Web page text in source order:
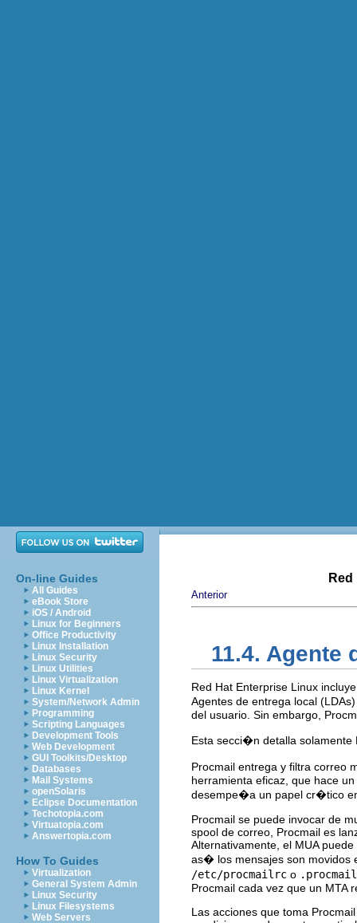
On-line Guides
All Guides
eBook Store
iOS / Android
Linux for Beginners
Office Productivity
Linux Installation
Linux Security
Linux Utilities
Linux Virtualization
Linux Kernel
System/Network Admin
Programming
Scripting Languages
Development Tools
Web Development
GUI Toolkits/Desktop
Databases
Mail Systems
openSolaris
Eclipse Documentation
Techotopia.com
Virtuatopia.com
Answertopia.com
How To Guides
Virtualization
General System Admin
Linux Security
Linux Filesystems
Web Servers
Anterior
11.4. Agente
Red Hat Enterprise Linux
Agentes de entrega local
del usuario. Sin embargo,
Esta secci�n detalla
Procmail entrega y filtra correo
herramienta eficaz, que hace
desempe�a un papel cr�tico
Procmail se puede invocar de
spool de correo, Procmail es
Alternativamente, el MUA
as� los mensajes son movidos
/etc/procmailrc o
Procmail cada vez que un MTA
Las acciones que toma